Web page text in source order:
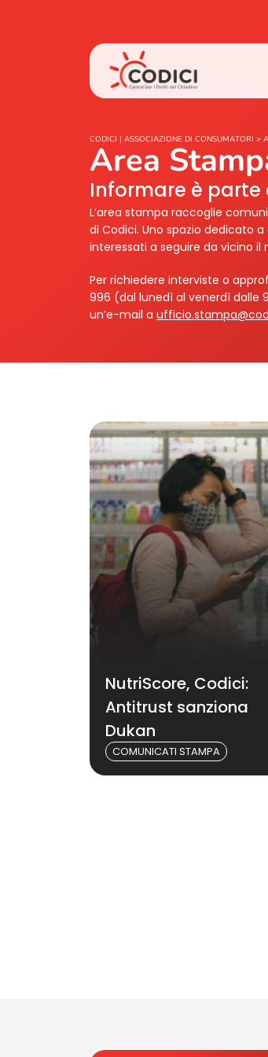
CODICI | ASSOCIAZIONE DI CONSUMATORI >
Area
Informare è
L’area stampa raccoglie
di Codici. Uno spazio dedicato
interessati a seguire da vicino il
Per richiedere interviste o
996 (dal lunedì al venerdì dalle
un’e-mail a
NutriScore, Codici:
Antitrust sanziona
Dukan
COMUNICATI STAMPA